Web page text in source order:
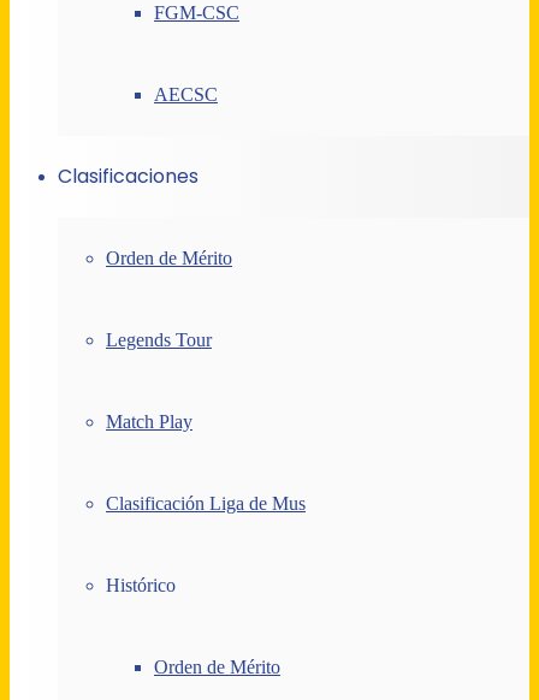
FGM-CSC
AECSC
Clasificaciones
Orden de Mérito
Legends Tour
Match Play
Clasificación Liga de Mus
Histórico
Orden de Mérito